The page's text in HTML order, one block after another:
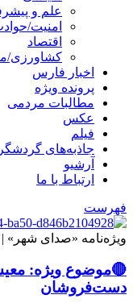
علم و
امنیت/
اقتصاد
کشاورزی/
اخبار فارس
پرونده ویژه
مطالبات مردمی
عکس
فیلم
جاذبه‌های
آرشیو
ارتباط با ما
فهرست
ویژه‌نامه «صدای شهر» |
🔴موضوع ویژه:
دست‌فروشان